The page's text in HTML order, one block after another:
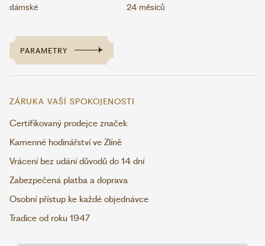
dámské 24 měsíců
PARAMETRY
ZÁRUKA VAŠÍ SPOKOJENOSTI
Certifikovaný prodejce značek
Kamenné hodinářství ve Zlíně
Vrácení bez udání důvodů do 14 dní
Zabezpečená platba a doprava
Osobní přístup ke každé objednávce
Tradice od roku 1947